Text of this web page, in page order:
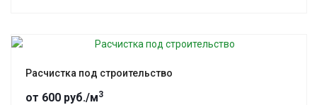
Расчистка под строительство
от 600 руб./м3